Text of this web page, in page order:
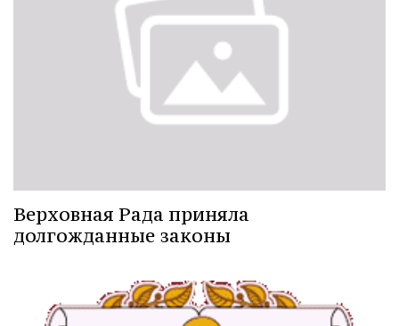
Верховная Рада приняла
долгожданные законы